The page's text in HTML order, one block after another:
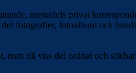
mestadels privat
del fotografier, fotoalbum och
men till viss del ordnat och